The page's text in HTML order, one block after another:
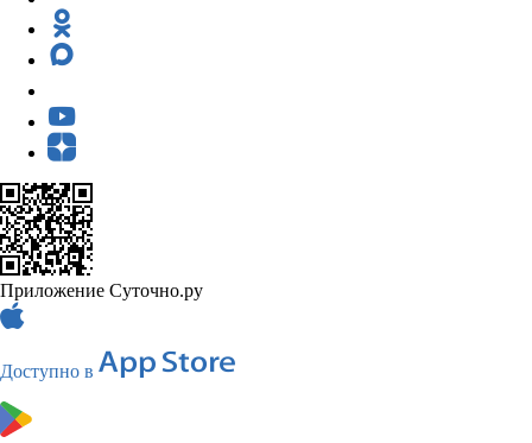
Приложение Суточно.ру
Доступно в